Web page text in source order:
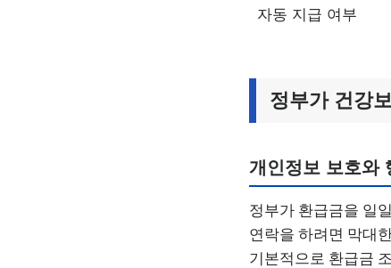
자동 지급 여부
정부가 건강
개인정보 보호와
정부가 환급금을 일
연락을 하려면 막대
기본적으로 환급금